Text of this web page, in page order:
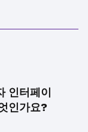
인터페이
인가요?